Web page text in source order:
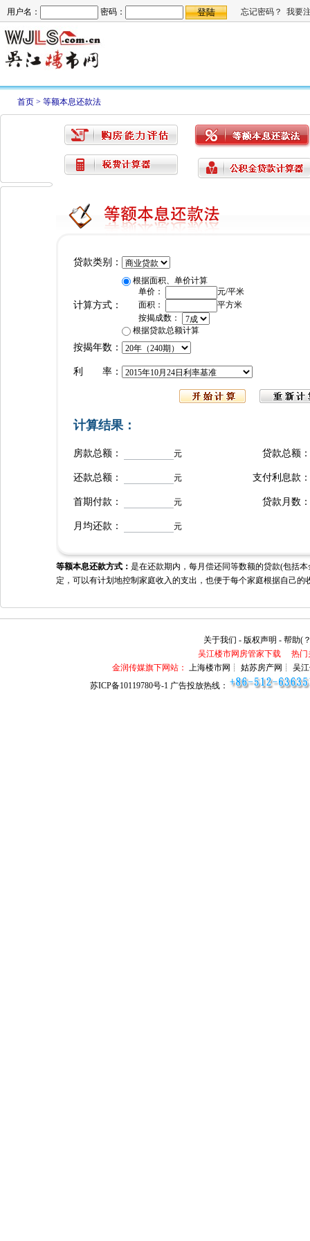
首页 > 等额本息还款法
贷款类别：
计算方式：
根据面积、单价计算
单价：
元/平米
面积：
平方米
按揭成数：
根据贷款总额计算
按揭年数：
利 率：
计算结果：
房款总额： 元 贷款总额：
还款总额： 元 支付利息款：
首期付款： 元 贷款月数：
月均还款： 元
等额本息还款方式： 是在还款期内，每月偿还同等数额的贷款(包括
定，可以有计划地控制家庭收入的支出，也便于每个家庭根据自己的
关于我们 - 版权声明 - 帮助(
吴江楼市网房管家下载
热门
金润传媒旗下网站： 上海楼市网┊ 姑苏房产网┊ 吴
苏ICP备10119780号-1 广告投放热线：